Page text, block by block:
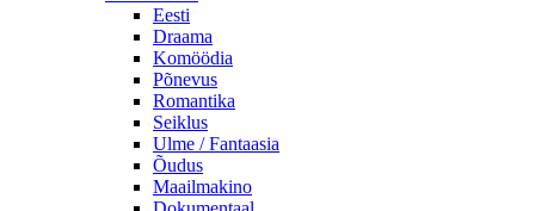
Eesti
Draama
Komöödia
Põnevus
Romantika
Seiklus
Ulme / Fantaasia
Õudus
Maailmakino